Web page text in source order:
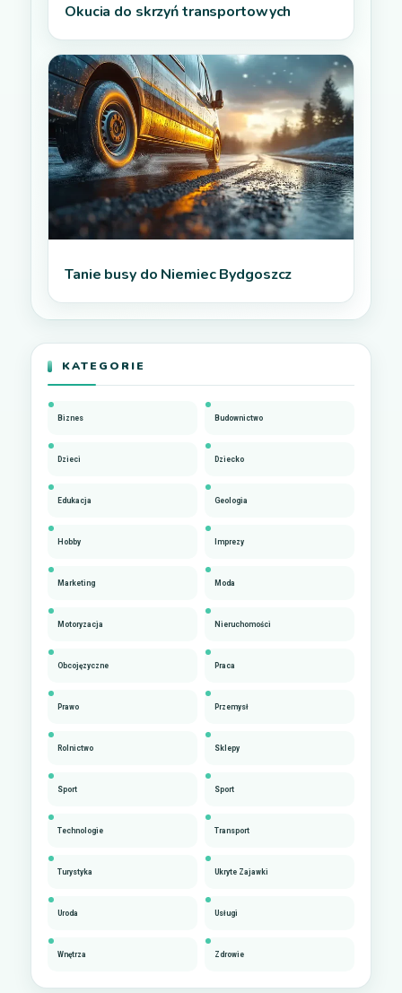
Okucia do skrzyń transportowych
Tanie busy do Niemiec Bydgoszcz
KATEGORIE
Biznes Budownictwo
Dzieci Dziecko
Edukacja Geologia
Hobby Imprezy
Marketing Moda
Motoryzacja Nieruchomości
Obcojęzyczne Praca
Prawo Przemysł
Rolnictwo Sklepy
Sport Sport
Technologie Transport
Turystyka Ukryte Zajawki
Uroda Usługi
Wnętrza Zdrowie